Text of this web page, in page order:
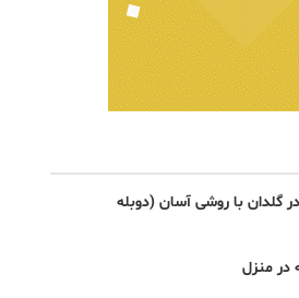
گلدان با روشی آسان (دوبله
منزل